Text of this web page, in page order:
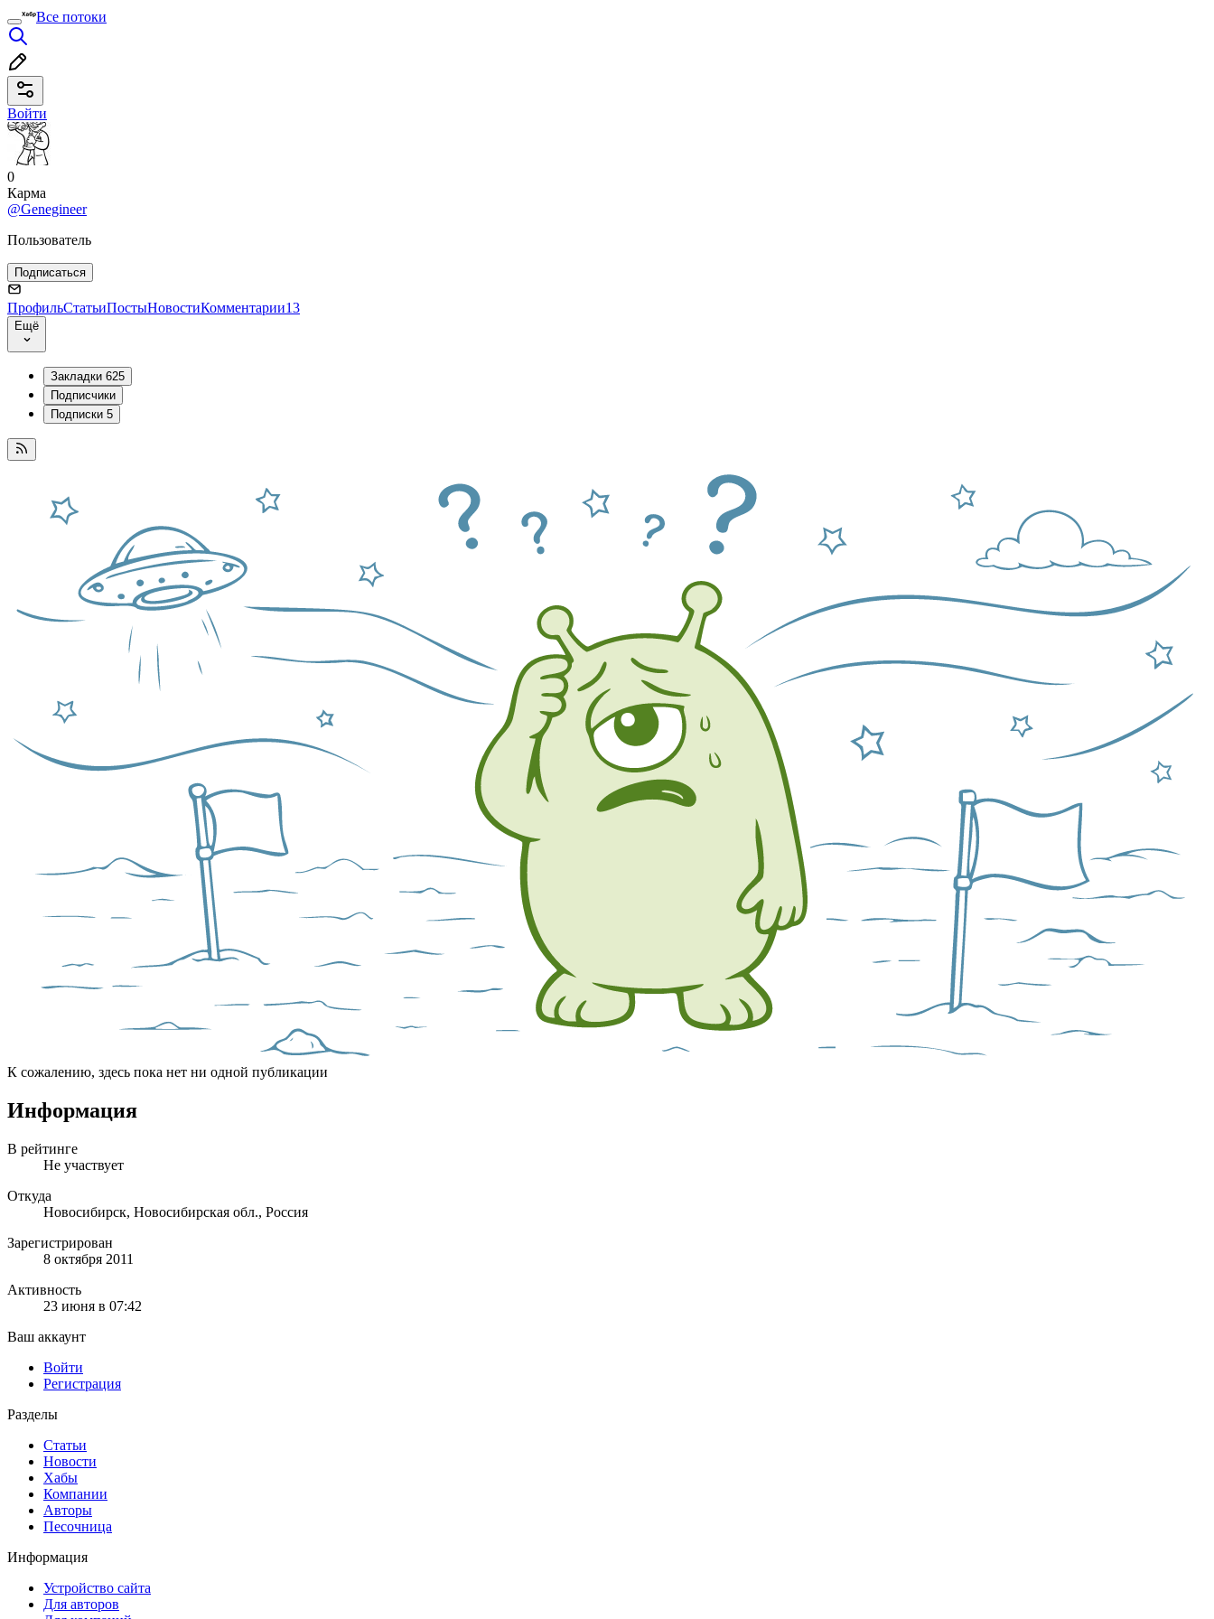
Все потоки
Войти
0
Карма
@Genegineer
Пользователь
Подписаться
ПрофильСтатьиПостыНовостиКомментарии13
Ещё
Закладки 625
Подписчики
Подписки 5
К сожалению, здесь пока нет ни одной публикации
Информация
В рейтинге
Не участвует
Откуда
Новосибирск, Новосибирская обл., Россия
Зарегистрирован
8 октября 2011
Активность
23 июня в 07:42
Ваш аккаунт
Войти
Регистрация
Разделы
Статьи
Новости
Хабы
Компании
Авторы
Песочница
Информация
Устройство сайта
Для авторов